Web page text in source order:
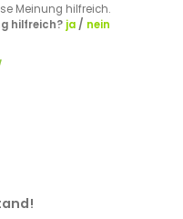
Meinung hilfreich.
hilfreich? ja/ nein